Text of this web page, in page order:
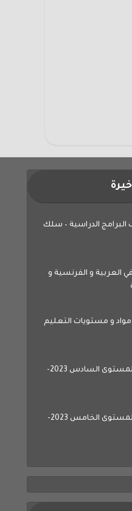
الدراسية – سلك
في العربية و الفرنسية و
و مستويات التعليم
جميع فروض المرحلة الأولى المستوى السادس 2023-
جميع فروض المرحلة الأولى المستوى الخامس 2023-